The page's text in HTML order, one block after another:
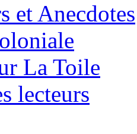
et Anecdotes
La Toile
lecteurs